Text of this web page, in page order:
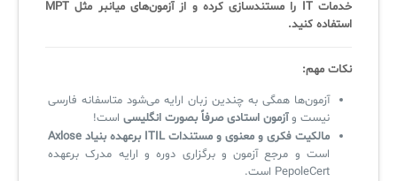
خدمات IT را مستندسازی کرده و از آزمون‌های میانبر مثل MPT
استفاده کنید.
نکات مهم:
آزمون‌ها همگی به چندین زبان ارایه می‌شود متاسفانه فارسی
نیست وآزمون استادی صرفاً بصورت انگلیسی است!
مالکیت فکری و معنوی و مستندات ITIL برعهده بنیاد Axlose
است و مرجع آزمون و برگزاری دوره و ارایه مدرک برعهده
PepoleCert است.